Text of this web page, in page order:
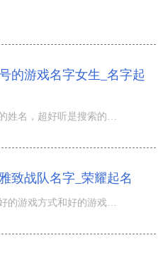
的游戏名字女生_名字起
致战队名字_荣耀起名
无论什么手游，好的游戏方式和好的游戏机器设备是更为关键的。而据了解华为公司Mate 10的腾讯王者荣耀高帧